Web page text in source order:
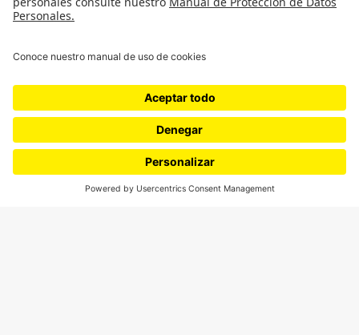
Podcasts
Proyectos 070
SÍGUENOS